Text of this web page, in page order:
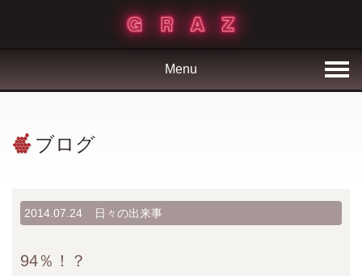
Menu
ブログ
2014.07.24 日々の出来事
94％！？